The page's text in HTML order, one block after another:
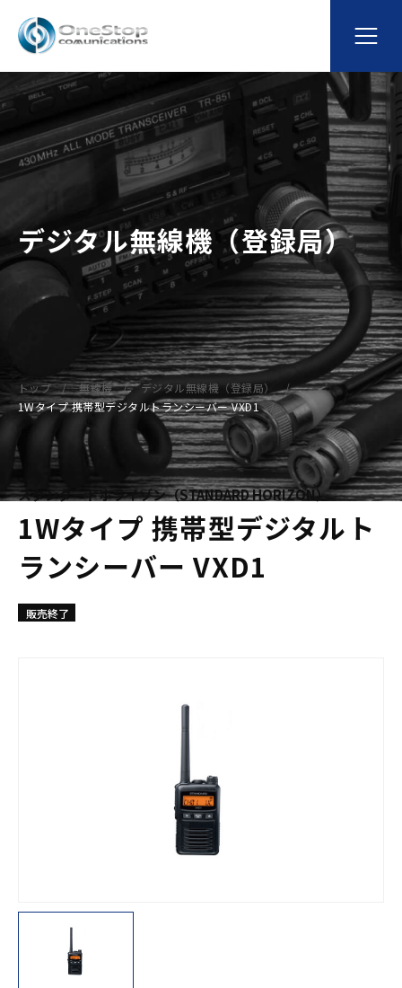
デジタル無線機（登録局）
トップ 無線機
デジタル無線機（登録局）
1Wタイプ 携帯型デジタルトランシーバー VXD1
スタンダードホライゾン（STANDARD HORIZON）
1Wタイプ 携帯型デジタルト
ランシーバー VXD1
販売終了